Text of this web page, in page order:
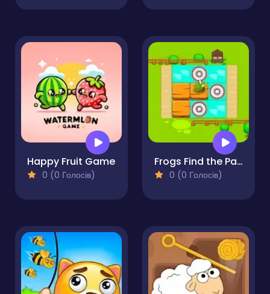
Happy Fruit Game
0 (0 Голосів)
Frogs Find the Path
0 (0 Голосів)